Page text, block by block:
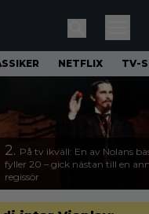
NETFLIX TV-
2. På tv ikväll: En av Nolans
fyller 20 – gick nästan till en
regissör